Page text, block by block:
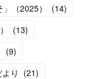
（2025）
(14)
(13)
(9)
り (21)